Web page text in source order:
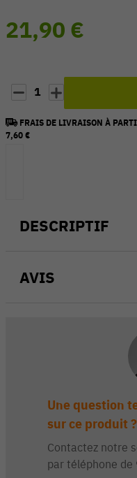
DESCRIPTIF
AVIS
21,90 €
1
FRAIS DE LIVRAISON À
7,60 €
Une question
sur ce produit ?
Contactez notre
par téléphone